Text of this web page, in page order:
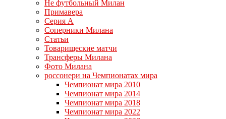
Не футбольный Милан
Примавера
Серия А
Соперники Милана
Статьи
Товарищеские матчи
Трансферы Милана
Фото Милана
россонери на Чемпионатах мира
Чемпионат мира 2010
Чемпионат мира 2014
Чемпионат мира 2018
Чемпионат мира 2022